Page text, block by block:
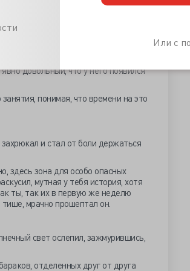
Или с
Полноценный отдых ты уже
чем жевать и что
на обед все пойдем в столовку,
довольный, что у него появился
понимая, что времени на это
и стал от боли держаться
здесь зона для особо опасных
мутная у тебя история, хотя
ты, так их в первую же неделю
мрачно прошептал он.
свет ослепил, зажмурившись,
отделенных друг от друга